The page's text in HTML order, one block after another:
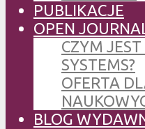
PUBLIKACJE
OPEN
CZYM
SYSTEMS?
OFERTA
BLOG